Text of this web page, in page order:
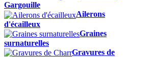
Gargouille
Ailerons
d'écailleux
Graines
surnaturelles
Gravures de